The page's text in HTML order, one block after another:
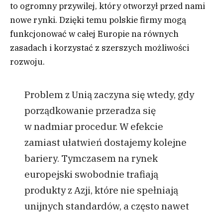
to ogromny przywilej, który otworzył przed nami
nowe rynki. Dzięki temu polskie firmy mogą
funkcjonować w całej Europie na równych
zasadach i korzystać z szerszych możliwości
rozwoju.
Problem z Unią zaczyna się wtedy, gdy
porządkowanie przeradza się
w nadmiar procedur. W efekcie
zamiast ułatwień dostajemy kolejne
bariery. Tymczasem na rynek
europejski swobodnie trafiają
produkty z Azji, które nie spełniają
unijnych standardów, a często nawet